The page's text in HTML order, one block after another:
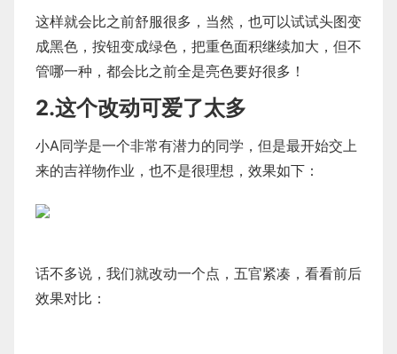
这样就会比之前舒服很多，当然，也可以试试头图变
成黑色，按钮变成绿色，把重色面积继续加大，但不
管哪一种，都会比之前全是亮色要好很多！
2.这个改动可爱了太多
小A同学是一个非常有潜力的同学，但是最开始交上
来的吉祥物作业，也不是很理想，效果如下：
话不多说，我们就改动一个点，五官紧凑，看看前后
效果对比：